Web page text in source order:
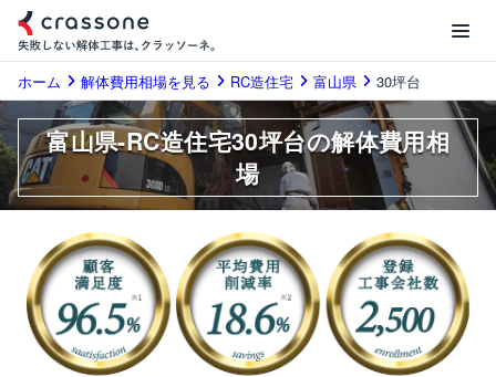
ホーム 解体費用相場を見る RC造住宅 富山県 30坪台
富山県-RC造住宅30坪台の解体費用相
場